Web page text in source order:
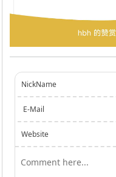
NickName
E-Mail
Website